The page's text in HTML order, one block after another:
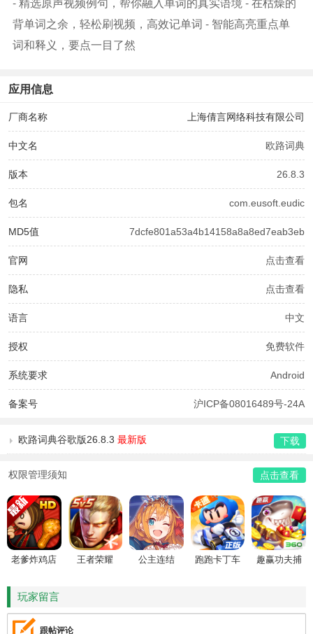
背单词之余，轻松刷视频，高效记单词 - 智能高亮重点单
词和释义，要点一目了然
应用信息
厂商名称 上海倩言网络科技有限公司
中文名 欧路词典
版本 26.8.3
包名 com.eusoft.eudic
MD5值 7dcfe801a53a4b14158a8a8ed7eab3eb
官网 点击查看
隐私 点击查看
语言 中文
授权 免费软件
系统要求 Android
备案号 沪ICP备08016489号-24A
欧路词典谷歌版26.8.3 最新版 下载
权限管理须知 点击查看
老爹炸鸡店
王者荣耀 公主连结 跑跑卡丁车
趣赢功夫捕
玩家留言
跟帖评论